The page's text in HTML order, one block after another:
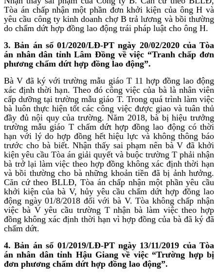
Tòa án chấp nhận một phần đơn khởi kiện của ông H và
yêu cầu công ty kinh doanh chợ B trả lương và bồi thường
do chấm dứt hợp đồng lao động trái pháp luật cho ông H.
3. Bản án số 01/2020/LĐ-PT ngày 20/02/2020 của Tòa
án nhân dân tỉnh Lâm Đồng về việc “Tranh chấp đơn
phương chấm dứt hợp đồng lao động”.
Bà V đã ký với trường mẫu giáo T 11 hợp đồng lao động
xác định thời hạn. Theo đó công việc của bà là nhân viên
cấp dưỡng tại trường mẫu giáo T. Trong quá trình làm việc
bà luôn thực hiện tốt các công việc được giao và tuân thủ
đầy đủ nội quy của trường. Năm 2018, bà bị hiệu trưởng
trường mẫu giáo T chấm dứt hợp đồng lao động có thời
hạn với lý do hợp đồng hết hiệu lực và không thông báo
trước cho bà biết. Nhận thấy sai phạm nên bà V đã khởi
kiện yêu cầu Tòa án giải quyết và buộc trường T phải nhận
bà trở lại làm việc theo hợp đồng không xác định thời hạn
và bồi thường cho bà những khoản tiền đã bị ảnh hưởng.
Căn cứ theo BLLĐ, Tòa án chấp nhận một phần yêu cầu
khởi kiện của bà V, hủy yêu cầu chấm dứt hợp đồng lao
động ngày 01/8/2018 đối với bà V. Tòa không chấp nhận
việc bà V yêu cầu trường T nhận bà làm việc theo hợp
đồng không xác định thời hạn vì hợp đồng của bà đã ký đã
chấm dứt.
4. Bản án số 01/2019/LĐ-PT ngày 13/11/2019 của Tòa
án nhân dân tỉnh Hậu Giang về việc “Trường hợp bị
đơn phương chấm dứt hợp đồng lao động”.